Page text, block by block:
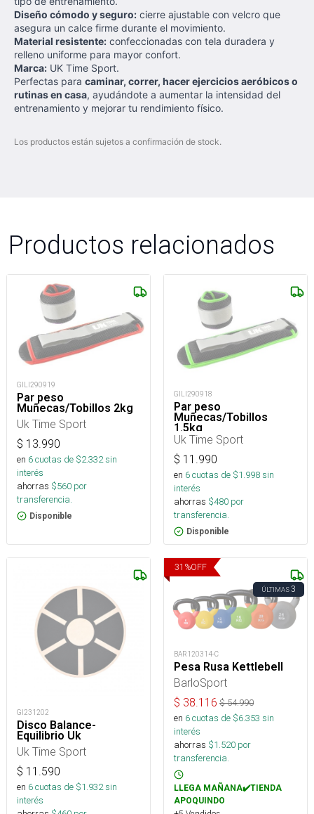
Diseño cómodo y seguro: cierre ajustable con velcro que
asegura un calce firme durante el movimiento.
Material resistente: confeccionadas con tela duradera y
relleno uniforme para mayor confort.
Marca: UK Time Sport.
Perfectas para caminar, correr, hacer ejercicios aeróbicos o
rutinas en casa, ayudándote a aumentar la intensidad del
entrenamiento y mejorar tu rendimiento físico.
Los productos están sujetos a confirmación de stock.
Productos relacionados
GILI290919
Par peso
Muñecas/Tobillos 2kg
Uk Time Sport
$ 13.990
en 6cuotas de $2.332sin
interés
ahorras $560 por
transferencia.
Disponible
GILI290918
Par peso
Muñecas/Tobillos
1.5kg
Uk Time Sport
$ 11.990
en 6cuotas de $1.998sin
interés
ahorras $480 por
transferencia.
Disponible
GI231202
Disco Balance-
Equilibrio Uk
Uk Time Sport
$ 11.590
en 6cuotas de $1.932sin
interés
31 %OFF
ÚLTIMAS3
BAR120314-C
Pesa Rusa Kettlebell
BarloSport
$ 38.116 $54.990
en 6cuotas de $6.353 sin
interés
ahorras $1.520 por
transferencia.
LLEGA MAÑANA✔️TIENDA
APOQUINDO